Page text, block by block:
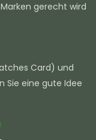
gerecht wird
Card) und
Sie eine gute Idee